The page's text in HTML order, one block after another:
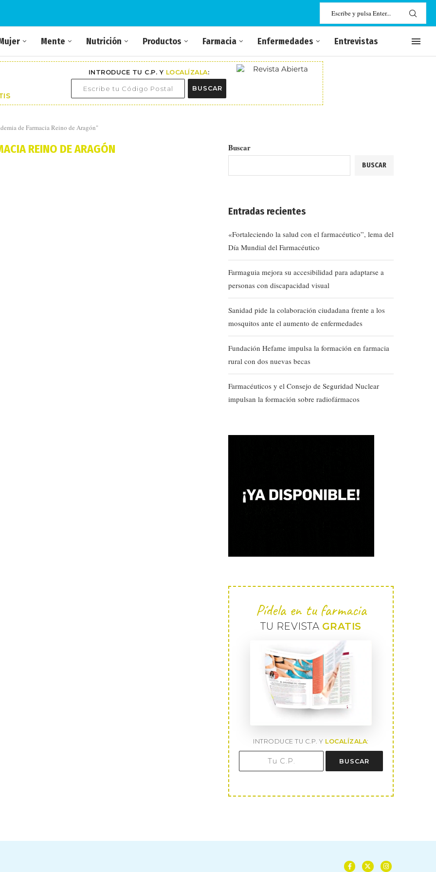
Mente Nutrición Productos Farmacia Enfermedades Entrevistas
INTRODUCE TU C.P. Y LOCALÍZALA:
BUSCAR
de Farmacia Reino de Aragón"
REINO DE ARAGÓN Buscar
BUSCAR
Entradas recientes
«Fortaleciendo la salud con el farmacéutico”, lema del
Día Mundial del Farmacéutico
Farmaguia mejora su accesibilidad para adaptarse a
personas con discapacidad visual
Sanidad pide la colaboración ciudadana frente a los
mosquitos ante el aumento de enfermedades
Fundación Hefame impulsa la formación en farmacia
rural con dos nuevas becas
Farmacéuticos y el Consejo de Seguridad Nuclear
impulsan la formación sobre radiofármacos
Pídela en tu farmacia
TU REVISTA GRATIS
INTRODUCE TU C.P. Y LOCALÍZALA:
BUSCAR